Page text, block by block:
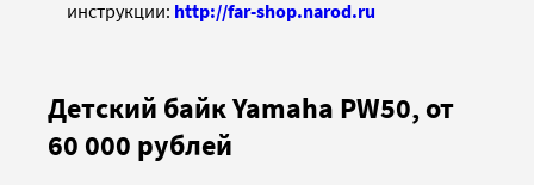
инструкции: http://far-shop.narod.ru
Детский байк Yamaha PW50, от
60 000 рублей